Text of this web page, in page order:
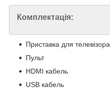
Комплектація:
Приставка для телевізора
Пульт
HDMI кабель
USB кабель